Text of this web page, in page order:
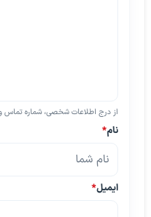
از درج اطلاعات شخصی، شماره تماس و
نام*
ایمیل*